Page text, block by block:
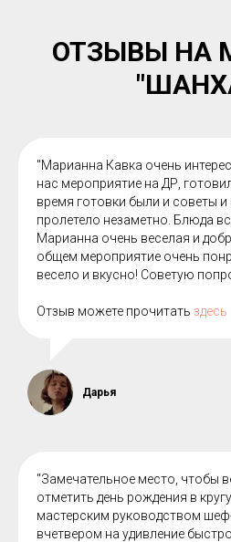
ОТЗЫВЫ НА
"Марианна Кавка очень
нас мероприятие на ДР,
время готовки были и советы
пролетело незаметно. Блюда
Марианна очень веселая и
общем мероприятие очень
весело и вкусно! Советую
Отзыв можете прочитать здесь
Дарья
"Замечательное место, чтобы
отметить день рождения в
мастерским руководством
вчетвером на удивление